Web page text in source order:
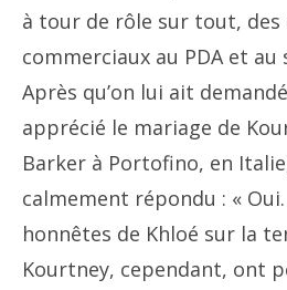
à tour de rôle sur tout, des
commerciaux au PDA et au
Après qu’on lui ait
apprécié le mariage de
Barker à Portofino, en
calmement répondu : «
honnêtes de Khloé sur la
Kourtney, cependant, ont